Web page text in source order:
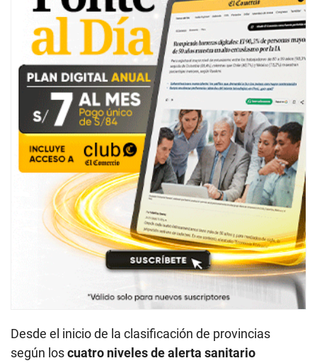
Desde el inicio de la clasificación de provincias
según loscuatro niveles de alerta sanitario